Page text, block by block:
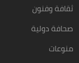
ثقافة وفنون
صحافة دولية
منوعات